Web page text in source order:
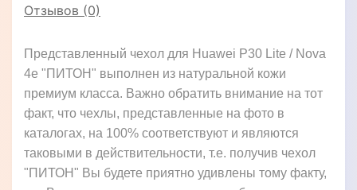
Отзывов (0)
Представленный чехол для Huawei P30 Lite / Nova
4e "ПИТОН" выполнен из натуральной кожи
премиум класса. Важно обратить внимание на тот
факт, что чехлы, представленные на фото в
каталогах, на 100% соответствуют и являются
таковыми в действительности, т.е. получив чехол
"ПИТОН" Вы будете приятно удивлены тому факту,